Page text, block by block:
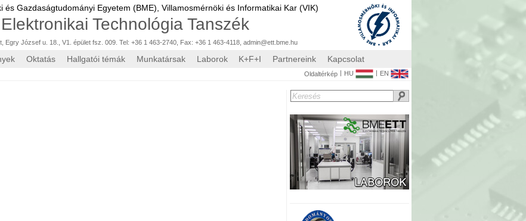
és Gazdaságtudományi Egyetem (BME), Villamosmérnöki és Informatikai Kar (VIK)
Elektronikai Technológia Tanszék
Egry József u. 18., V1. épület fsz. 009. Tel: +36 1 463-2740, Fax: +36 1 463-4118 admin@ett.bme.hu
Oktatás Hallgatói témák Munkatársak Laborok K+F+I Partnereink Kapcsolat
Oldaltérkép | HU | EN